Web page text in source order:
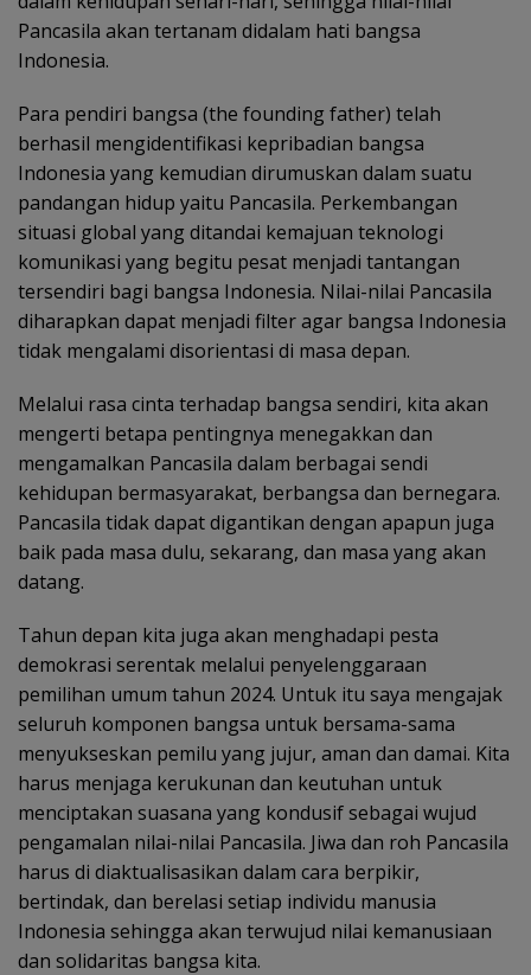
Pancasila akan tertanam didalam hati bangsa
Indonesia.
Para pendiri bangsa (the founding father) telah
berhasil mengidentifikasi kepribadian bangsa
Indonesia yang kemudian dirumuskan dalam suatu
pandangan hidup yaitu Pancasila. Perkembangan
situasi global yang ditandai kemajuan teknologi
komunikasi yang begitu pesat menjadi tantangan
tersendiri bagi bangsa Indonesia. Nilai-nilai Pancasila
diharapkan dapat menjadi filter agar bangsa Indonesia
tidak mengalami disorientasi di masa depan.
Melalui rasa cinta terhadap bangsa sendiri, kita akan
mengerti betapa pentingnya menegakkan dan
mengamalkan Pancasila dalam berbagai sendi
kehidupan bermasyarakat, berbangsa dan bernegara.
Pancasila tidak dapat digantikan dengan apapun juga
baik pada masa dulu, sekarang, dan masa yang akan
datang.
Tahun depan kita juga akan menghadapi pesta
demokrasi serentak melalui penyelenggaraan
pemilihan umum tahun 2024. Untuk itu saya mengajak
seluruh komponen bangsa untuk bersama-sama
menyukseskan pemilu yang jujur, aman dan damai. Kita
harus menjaga kerukunan dan keutuhan untuk
menciptakan suasana yang kondusif sebagai wujud
pengamalan nilai-nilai Pancasila. Jiwa dan roh Pancasila
harus di diaktualisasikan dalam cara berpikir,
bertindak, dan berelasi setiap individu manusia
Indonesia sehingga akan terwujud nilai kemanusiaan
dan solidaritas bangsa kita.